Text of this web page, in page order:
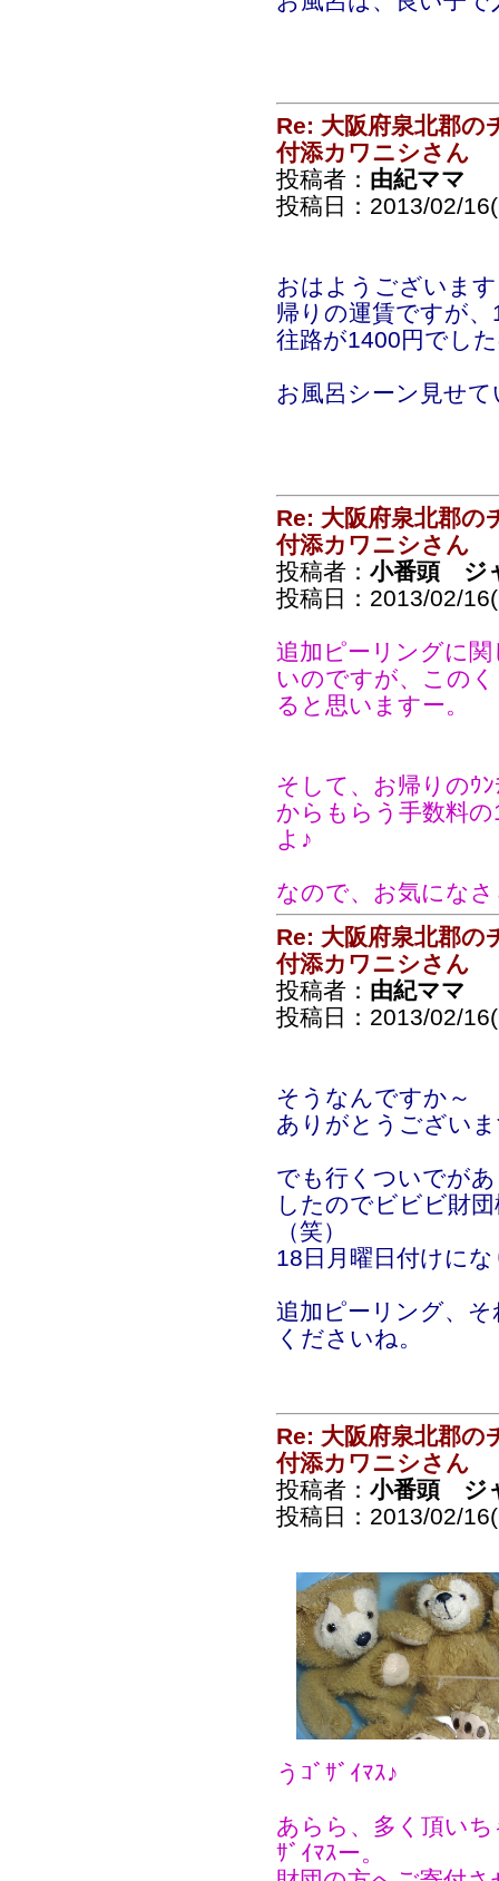
Re: 大阪府泉北郡の
付添カワニシさん
投稿者： 由紀ママ
投稿日：2013/02/
おはようございま
帰りの運賃ですが
往路が1400円でし
お風呂シーン見せ
Re: 大阪府泉北郡の
付添カワニシさん
投稿者： 小番頭 ジ
投稿日：2013/02/
追加ピーリングに
いのですが、この
ると思いますー。
そして、お帰りのｳ
からもらう手数料
よ♪
なので、お気にな
Re: 大阪府泉北郡の
付添カワニシさん
投稿者： 由紀ママ
投稿日：2013/02/
そうなんですか～
ありがとうござい
でも行くついでが
したのでビビビ財
（笑）
18日月曜日付けに
追加ピーリング、
くださいね。
Re: 大阪府泉北郡の
付添カワニシさん
投稿者： 小番頭 ジ
投稿日：2013/02/
うｺﾞｻﾞｲﾏｽ♪
あらら、多く頂い
ｻﾞｲﾏｽー。